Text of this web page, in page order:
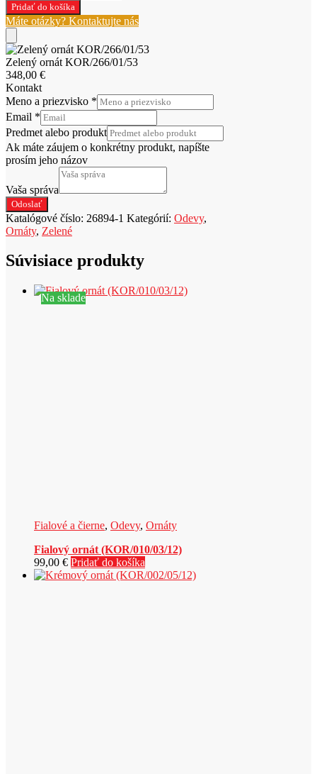
Pridať do košíka
Máte otázky? Kontaktujte nás
Zelený ornát KOR/266/01/53
348,00 €
Kontakt
Meno a priezvisko *
Email *
Predmet alebo produkt
Ak máte záujem o konkrétny produkt, napíšte
prosím jeho názov
Vaša správa
Odoslať
Katalógové číslo: 26894-1 Kategórií: Odevy,
Ornáty, Zelené
Súvisiace produkty
Na sklade
Fialové a čierne, Odevy, Ornáty
Fialový ornát (KOR/010/03/12)
99,00 € Pridať do košíka